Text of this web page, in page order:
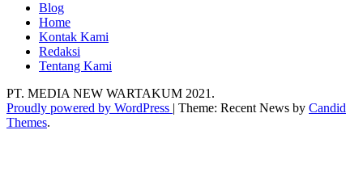
Blog
Home
Kontak Kami
Redaksi
Tentang Kami
PT. MEDIA NEW WARTAKUM 2021.
Proudly powered by WordPress | Theme: Recent News by Candid
Themes.